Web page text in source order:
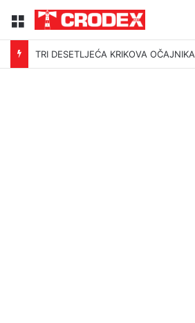
Menu
TRI DESETLJEĆA KRIKOVA OČAJNIKA